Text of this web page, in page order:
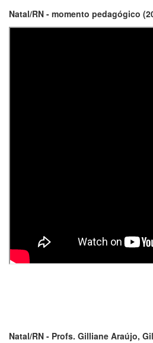
Natal/RN - momento pedagógico
Natal/RN - Profs. Gilliane Araújo,